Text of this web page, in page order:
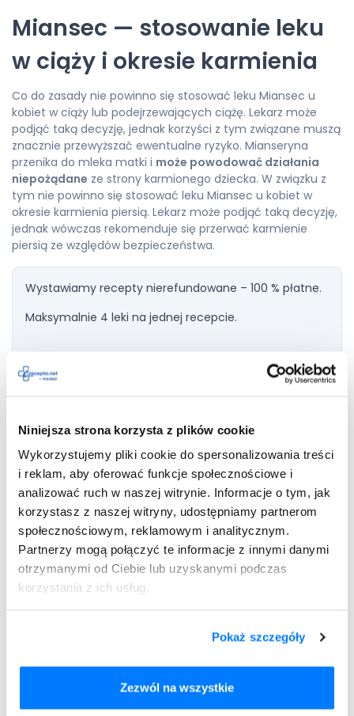
Niniejsza strona korzysta z plików cookie
Wykorzystujemy pliki cookie do spersonalizowania treści
i reklam, aby oferować funkcje społecznościowe i
analizować ruch w naszej witrynie. Informacje o tym, jak
korzystasz z naszej witryny, udostępniamy partnerom
społecznościowym, reklamowym i analitycznym.
Partnerzy mogą połączyć te informacje z innymi danymi
otrzymanymi od Ciebie lub uzyskanymi podczas
korzystania z ich usług.
Pokaż szczegóły
Zezwól na wszystkie
Miansec — stosowanie leku
w ciąży i okresie karmienia
Co do zasady nie powinno się stosować leku Miansec u
kobiet w ciąży lub podejrzewających ciążę. Lekarz może
podjąć taką decyzję, jednak korzyści z tym związane muszą
znacznie przewyższać ewentualne ryzyko. Mianseryna
przenika do mleka matki i może powodować działania
niepożądane ze strony karmionego dziecka. W związku z
tym nie powinno się stosować leku Miansec u kobiet w
okresie karmienia piersią. Lekarz może podjąć taką decyzję,
jednak wówczas rekomenduje się przerwać karmienie
piersią ze względów bezpieczeństwa.
Wystawiamy recepty nierefundowane – 100 % płatne.
Maksymalnie 4 leki na jednej recepcie.
Miansec — skutki uboczne
Podczas leczenia mogą występowaćdziałania
niepożądane. Nie dotyczą one każdego pacjenta. Rodzaj i
nasilenie skutków ubocznych zależą od indywidualnych
predyspozycji organizmu. Leczenie należy przerwać i
myśli samobójcze;
ospałość lub senność;
zwiększenie masy ciała;